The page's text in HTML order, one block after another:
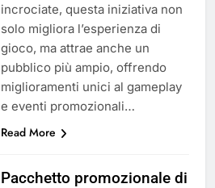
incrociate, questa iniziativa non
solo migliora l’esperienza di
gioco, ma attrae anche un
pubblico più ampio, offrendo
miglioramenti unici al gameplay
e eventi promozionali…
Read More
Pacchetto promozionale di